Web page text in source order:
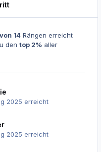
14 Rängen erreicht
den top 2% aller
2025 erreicht
2025 erreicht